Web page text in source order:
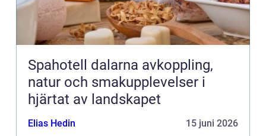
Spahotell dalarna avkoppling,
natur och smakupplevelser i
hjärtat av landskapet
Elias Hedin 15 juni 2026